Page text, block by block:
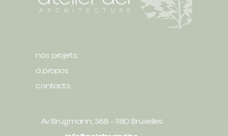
nos projets
à propos
contacts
Av Brugmann, 368 - 1180 Bruxelles